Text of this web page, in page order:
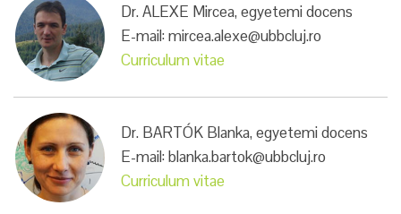
Dr. ALEXE Mircea, egyetemi docens
E-mail: mircea.alexe@ubbcluj.ro
Curriculum vitae
Dr. BARTÓK Blanka, egyetemi docens
E-mail: blanka.bartok@ubbcluj.ro
Curriculum vitae